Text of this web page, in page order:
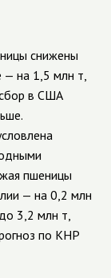
снижены
— на 1,5 млн т,
в США
пшеницы
— на 0,2 млн
3,2 млн т,
по КНР